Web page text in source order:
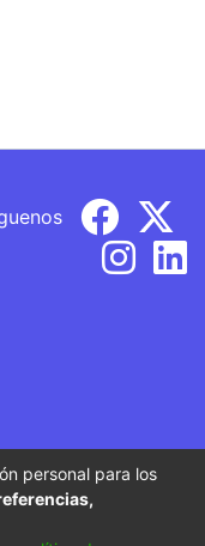
de Educación
personal para los